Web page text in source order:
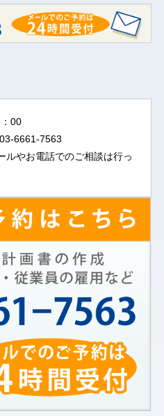
00
6661-7563
ルやお電話でのご相談は行っ